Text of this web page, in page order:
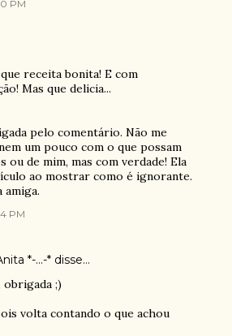
PM
receita bonita! E com
Mas que delicia...
pelo comentário. Não me
um pouco com o que possam
ou de mim, mas com verdade! Ela
ao mostrar como é ignorante.
amiga.
PM
*-...-* disse…
obrigada ;)
volta contando o que achou